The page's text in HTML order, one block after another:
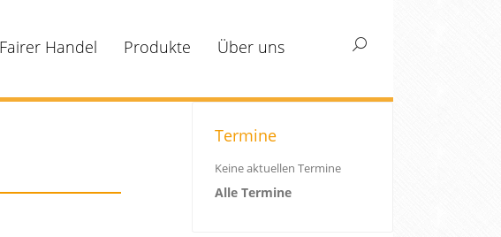
Fairer Handel Produkte Über uns Search:
Termine
Keine aktuellen Termine
Alle Termine